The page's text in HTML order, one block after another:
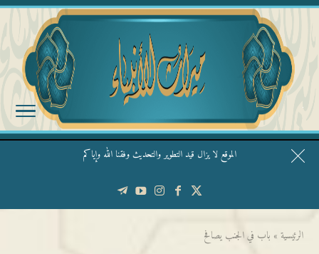
الموقع لا يزال قيد التطوير والتحديث وفقنا الله وإياكم
قال الشيخ ربيع وفقه الله: نحن ليس عندنا تقديس الأشخاص
الرئيسية » باب في الجنب يصافح